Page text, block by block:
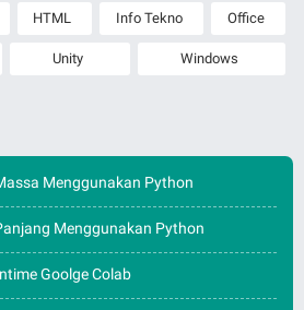
HTML Info Tekno Office
Unity Windows
Menggunakan Python
Menggunakan Python
Goolge Colab